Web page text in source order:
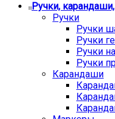
Ручки,
Ручки
Ручки
Ручки
Ручки
Ручки
Карандаши